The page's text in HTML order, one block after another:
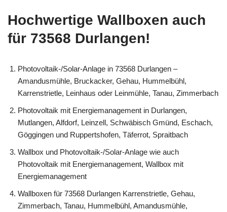
Hochwertige Wallboxen auch
für 73568 Durlangen!
Photovoltaik-/Solar-Anlage in 73568 Durlangen –
Amandusmühle, Bruckacker, Gehau, Hummelbühl,
Karrenstrietle, Leinhaus oder Leinmühle, Tanau, Zimmerbach
Photovoltaik mit Energiemanagement in Durlangen,
Mutlangen, Alfdorf, Leinzell, Schwäbisch Gmünd, Eschach,
Göggingen und Ruppertshofen, Täferrot, Spraitbach
Wallbox und Photovoltaik-/Solar-Anlage wie auch
Photovoltaik mit Energiemanagement, Wallbox mit
Energiemanagement
Wallboxen für 73568 Durlangen Karrenstrietle, Gehau,
Zimmerbach, Tanau, Hummelbühl, Amandusmühle,